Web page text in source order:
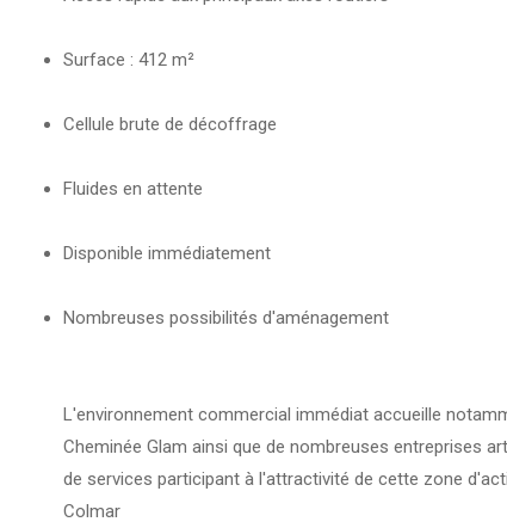
Surface : 412 m²
Cellule brute de décoffrage
Fluides en attente
Disponible immédiatement
Nombreuses possibilités d'aménagement
L'environnement commercial immédiat accueille
Cheminée Glam ainsi que de nombreuses entreprises
de services participant à l'attractivité de cette zone
Colmar